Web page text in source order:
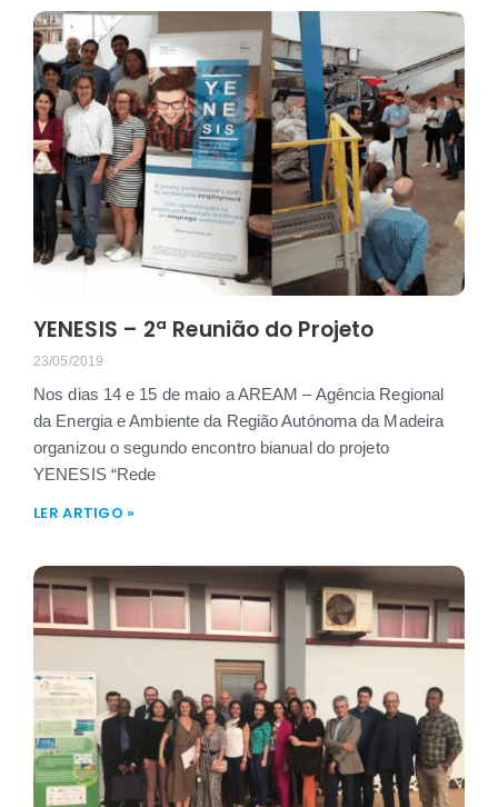
YENESIS – 2ª Reunião do Projeto
23/05/2019
Nos dias 14 e 15 de maio a AREAM – Agência Regional
da Energia e Ambiente da Região Autónoma da Madeira
organizou o segundo encontro bianual do projeto
YENESIS “Rede
LER ARTIGO »